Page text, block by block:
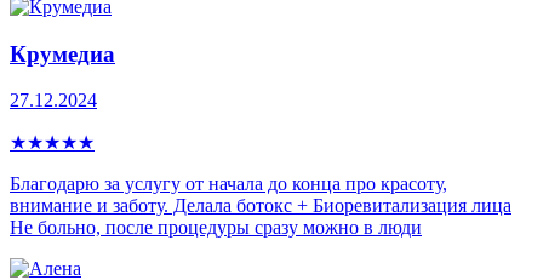
Крумедиа
27.12.2024
★★★★★
Благодарю за услугу от начала до конца про красоту,
внимание и заботу. Делала ботокс + Биоревитализация лица
Не больно, после процедуры сразу можно в люди